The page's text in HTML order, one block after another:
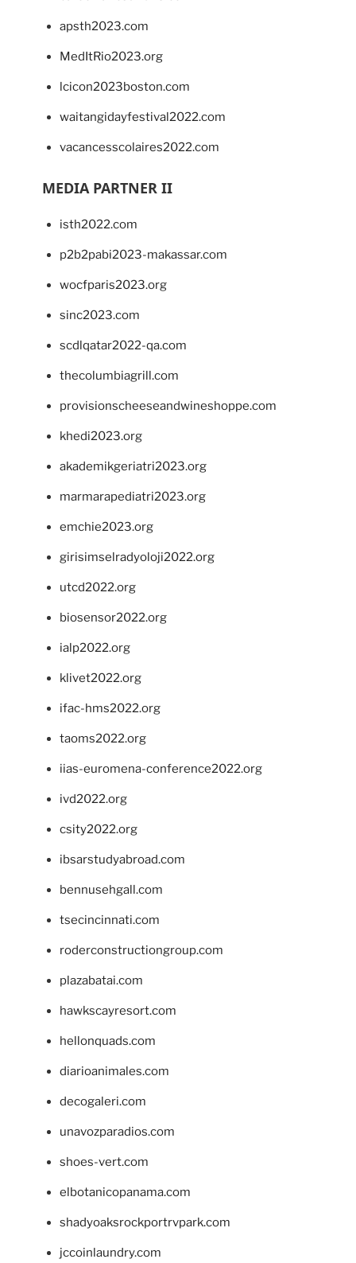
apsth2023.com
MedItRio2023.org
lcicon2023boston.com
waitangidayfestival2022.com
vacancesscolaires2022.com
MEDIA PARTNER II
isth2022.com
p2b2pabi2023-makassar.com
wocfparis2023.org
sinc2023.com
scdlqatar2022-qa.com
thecolumbiagrill.com
provisionscheeseandwineshoppe.com
khedi2023.org
akademikgeriatri2023.org
marmarapediatri2023.org
emchie2023.org
girisimselradyoloji2022.org
utcd2022.org
biosensor2022.org
ialp2022.org
klivet2022.org
ifac-hms2022.org
taoms2022.org
iias-euromena-conference2022.org
ivd2022.org
csity2022.org
ibsarstudyabroad.com
bennusehgall.com
tsecincinnati.com
roderconstructiongroup.com
plazabatai.com
hawkscayresort.com
hellonquads.com
diarioanimales.com
decogaleri.com
unavozparadios.com
shoes-vert.com
elbotanicopanama.com
shadyoaksrockportrvpark.com
jccoinlaundry.com